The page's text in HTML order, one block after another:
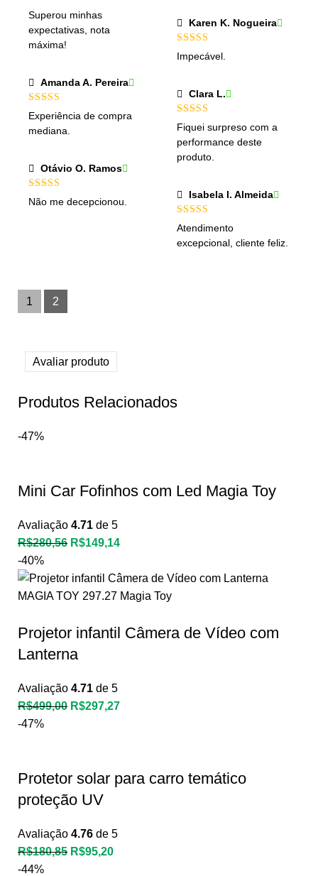
Avaliação
5
de 5
Superou minhas
expectativas, nota
máxima!
Amanda A. Pereira
Avaliação
4de 5
Experiência de compra
mediana.
Otávio O. Ramos
Avaliação
de 5
Não me decepcionou.
Karen K. Nogueira
Avaliação
de 5
Impecável.
Clara L.
Avaliação
de 5
Fiquei surpreso com a
performance deste
produto.
Isabela I. Almeida
Avaliação
4de 5
Atendimento
excepcional, cliente feliz.
1 2
Avaliar produto
Produtos Relacionados
-47%
Mini Car Fofinhos com Led Magia Toy
Avaliação 4.71 de 5
R$280,56 R$149,14
-40%
Projetor infantil Câmera de Vídeo com
Lanterna
Avaliação 4.71 de 5
R$499,00 R$297,27
-47%
Protetor solar para carro temático
proteção UV
Avaliação 4.76 de 5
R$180,85 R$95,20
-44%